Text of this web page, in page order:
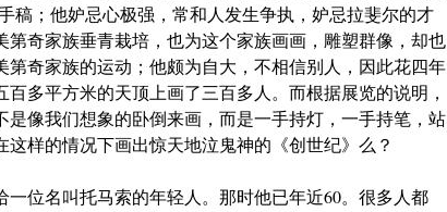
稿；他妒忌心极强，常和人发生争执，妒忌拉斐尔的才
奇家族垂青栽培，也为这个家族画画，雕塑群像，却也
奇家族的运动；他颇为自大，不相信别人，因此花四年
多平方米的天顶上画了三百多人。而根据展览的说明，
像我们想象的卧倒来画，而是一手持灯，一手持笔，站
样的情况下画出惊天地泣鬼神的《创世纪》么？
位名叫托马索的年轻人。那时他已年近60。很多人都